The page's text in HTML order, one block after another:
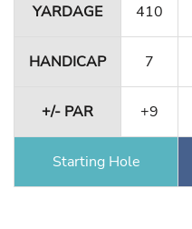
YARDAGE 410
HANDICAP 7
+/- PAR +9
Starting Hole